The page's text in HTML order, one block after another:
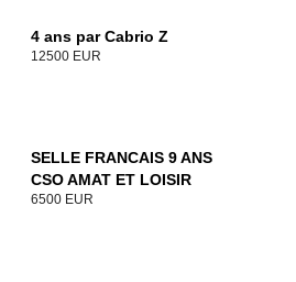
4 ans par Cabrio Z
12500 EUR
SELLE FRANCAIS 9 ANS
CSO AMAT ET LOISIR
6500 EUR